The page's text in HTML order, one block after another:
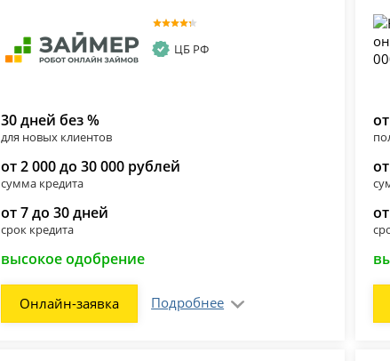
ЦБ РФ
30 дней без %
для новых клиентов
от 2 000 до 30 000 рублей
сумма кредита
от 7 до 30 дней
срок кредита
высокое одобрение
Онлайн-заявка Подробнее